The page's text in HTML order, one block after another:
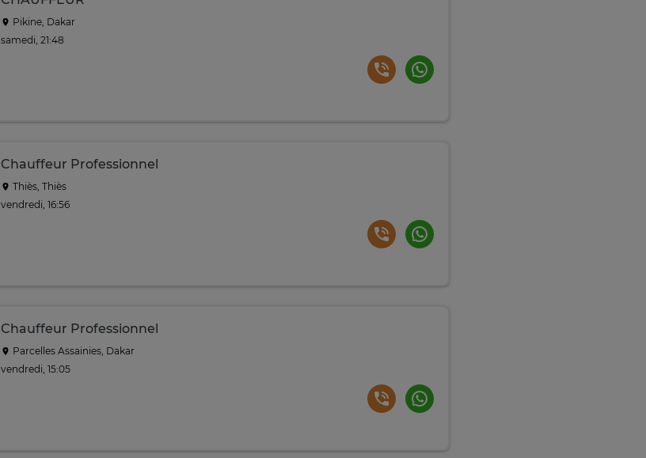
Pikine, Dakar
samedi, 21:48
Chauffeur Professionnel
Thiès, Thiès
vendredi, 16:56
Chauffeur Professionnel
Parcelles Assainies, Dakar
vendredi, 15:05